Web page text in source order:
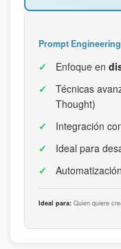
Prompt
Enfoque en
Técnicas
Thought)
Integración
Ideal para
Ideal para: Quien quiere